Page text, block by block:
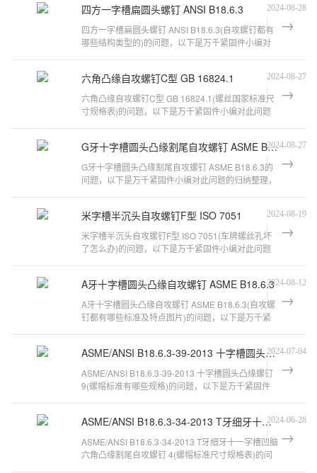
四方一字槽扁圆头螺钉 ANSI B18.6.3 2024-08-28
四方一字槽扁圆头螺钉 ANSI B18.6.3(自攻螺钉都有
哪些结构类型的)的问题，以下是万千紧固件小编对
六角凸缘自攻螺钉C型 GB 16824.1 2024-08-27
六角凸缘自攻螺钉C型 GB 16824.1(螺丝国家标准尺
寸规格表)的问题，以下是万千紧固件小编对此问题
G牙十字槽圆头凸缘割尾自攻螺钉 ASME B18.6.3
2024-08-27
G牙十字槽圆头凸缘割尾自攻螺钉 ASME B18.6.3的
问题，以下是万千紧固件小编对此问题的归纳整理，
米字槽半沉头自攻螺钉F型 ISO 7051 2024-08-19
米字槽半沉头自攻螺钉F型 ISO 7051(车牌螺丝孔坏
了怎么办)的问题，以下是万千紧固件小编对此问题
A牙十字槽圆头凸缘自攻螺钉 ASME B18.6.32024-08-12
A牙十字槽圆头凸缘自攻螺钉 ASME B18.6.3(自攻螺
钉都有哪些标准及特点图片)的问题，以下是万千紧
ASME/ANSI B18.6.3-39-2013 十字槽圆头凸缘螺钉 9
2024-07-04
ASME/ANSI B18.6.3-39-2013 十字槽圆头凸缘螺钉
9(螺帽标准有哪些规格)的问题，以下是万千紧固件
ASME/ANSI B18.6.3-34-2013 T牙细牙十一字槽凹脑六角凸缘割尾自攻螺钉 42024-06-28
ASME/ANSI B18.6.3-34-2013 T牙细牙十一字槽凹脑
六角凸缘割尾自攻螺钉 4(螺帽标准尺寸规格表)的问